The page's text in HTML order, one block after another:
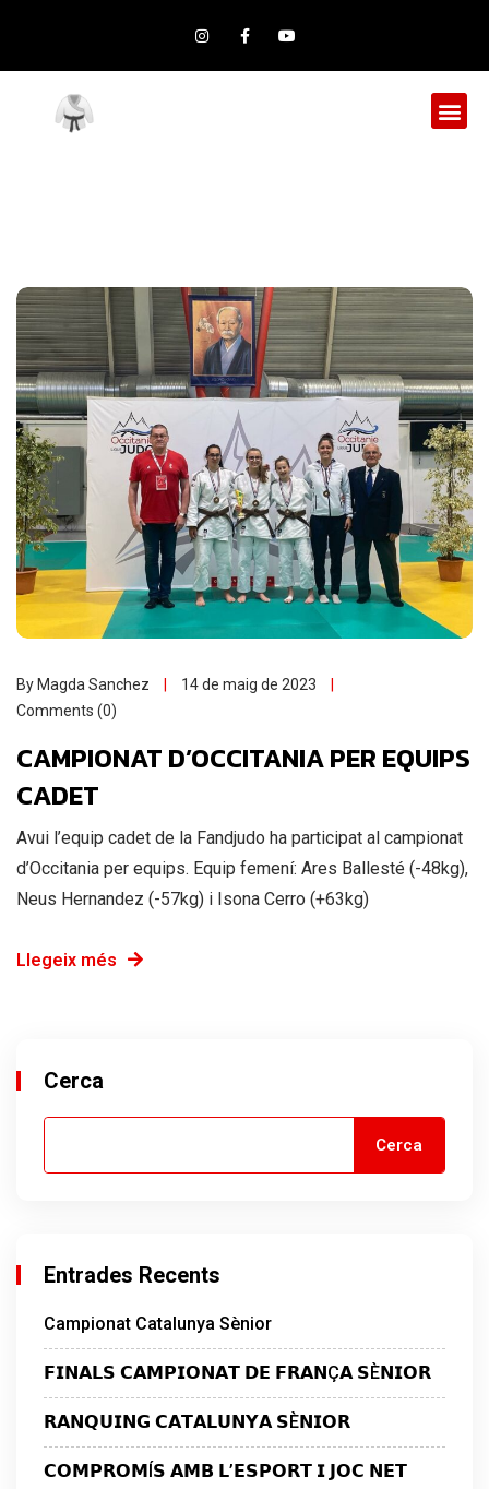
By Magda Sanchez
14 de maig de 2023
Comments (0)
CAMPIONAT D’OCCITANIA PER EQUIPS
CADET
Avui l’equip cadet de la Fandjudo ha participat al campionat
d’Occitania per equips. Equip femení: Ares Ballesté (-48kg),
Neus Hernandez (-57kg) i Isona Cerro (+63kg)
Llegeix més
Cerca
Cerca
Entrades Recents
Campionat Catalunya Sènior
𝗙𝗜𝗡𝗔𝗟𝗦 𝗖𝗔𝗠𝗣𝗜𝗢𝗡𝗔𝗧 𝗗𝗘 𝗙𝗥𝗔𝗡Ç𝗔 𝗦È𝗡𝗜𝗢𝗥
𝗥𝗔𝗡𝗤𝗨𝗜𝗡𝗚 𝗖𝗔𝗧𝗔𝗟𝗨𝗡𝗬𝗔 𝗦È𝗡𝗜𝗢𝗥
𝗖𝗢𝗠𝗣𝗥𝗢𝗠Í𝗦 𝗔𝗠𝗕 𝗟’𝗘𝗦𝗣𝗢𝗥𝗧 𝗜 𝗝𝗢𝗖 𝗡𝗘𝗧